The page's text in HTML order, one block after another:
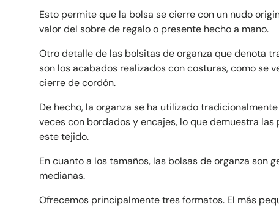
E-
Esto permite que la bolsa se cierre con un nudo
valor del sobre de regalo o presente hecho a mano.
Otro detalle de las bolsitas de organza que denota
son los acabados realizados con costuras, como se
cierre de cordón.
De hecho, la organza se ha utilizado
veces con bordados y encajes, lo que demuestra
este tejido.
En cuanto a los tamaños, las bolsas de organza son
medianas.
Ofrecemos principalmente tres formatos. El más